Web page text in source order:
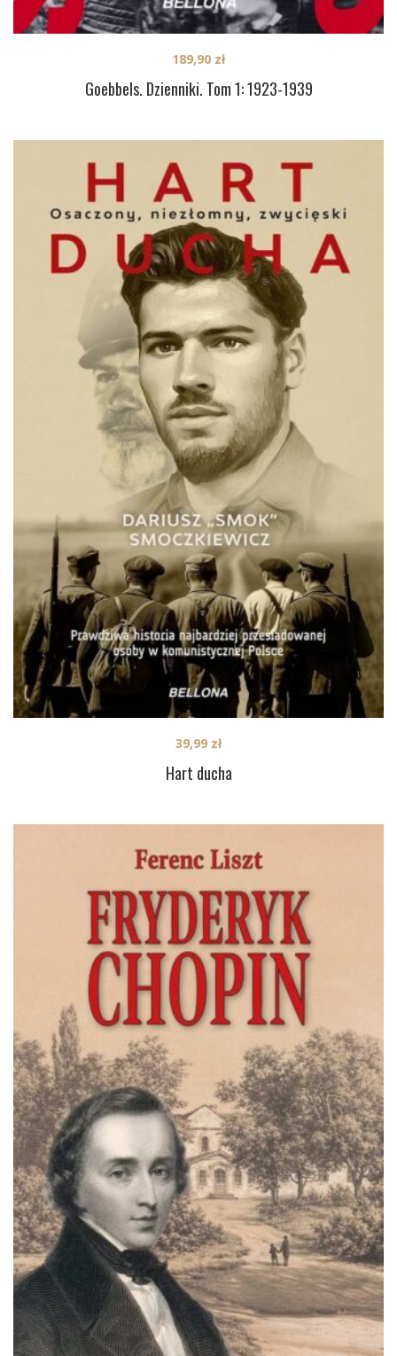
Goebbels. Dzienniki. Tom 1: 1923-1939
189,90 zł
Hart ducha
39,99 zł